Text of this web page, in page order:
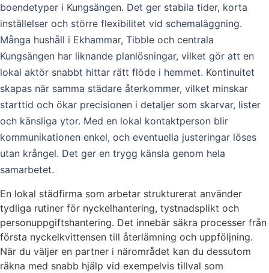
boendetyper i Kungsängen. Det ger stabila tider, korta
inställelser och större flexibilitet vid schemaläggning.
Många hushåll i Ekhammar, Tibble och centrala
Kungsängen har liknande planlösningar, vilket gör att en
lokal aktör snabbt hittar rätt flöde i hemmet. Kontinuitet
skapas när samma städare återkommer, vilket minskar
starttid och ökar precisionen i detaljer som skarvar, lister
och känsliga ytor. Med en lokal kontaktperson blir
kommunikationen enkel, och eventuella justeringar löses
utan krångel. Det ger en trygg känsla genom hela
samarbetet.
En lokal städfirma som arbetar strukturerat använder
tydliga rutiner för nyckelhantering, tystnadsplikt och
personuppgiftshantering. Det innebär säkra processer från
första nyckelkvittensen till återlämning och uppföljning.
När du väljer en partner i närområdet kan du dessutom
räkna med snabb hjälp vid exempelvis tillval som